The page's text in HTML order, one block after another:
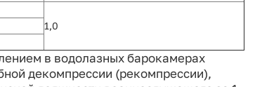
1,0
в водолазных барокамерах
декомпрессии (рекомпрессии),